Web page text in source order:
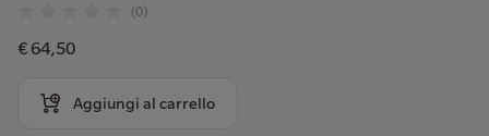
(0)
€ 64,50
Aggiungi al carrello